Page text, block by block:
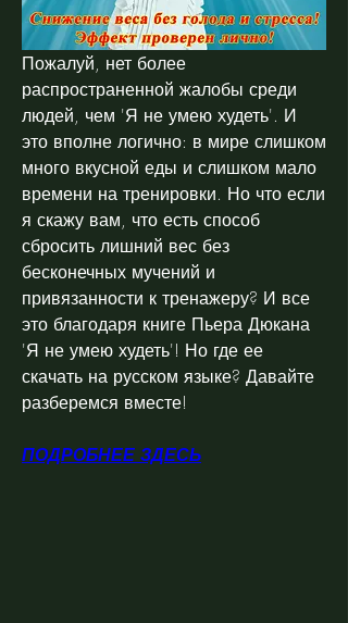
Пожалуй, нет более
распространенной жалобы среди
людей, чем 'Я не умею худеть'. И
это вполне логично: в мире слишком
много вкусной еды и слишком мало
времени на тренировки. Но что если
я скажу вам, что есть способ
сбросить лишний вес без
бесконечных мучений и
привязанности к тренажеру? И все
это благодаря книге Пьера Дюкана
'Я не умею худеть'! Но где ее
скачать на русском языке? Давайте
разберемся вместе!
ПОДРОБНЕЕ ЗДЕСЬ